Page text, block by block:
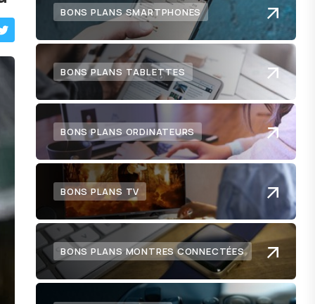
BONS PLANS SMARTPHONES
BONS PLANS TABLETTES
BONS PLANS ORDINATEURS
BONS PLANS TV
BONS PLANS MONTRES CONNECTÉES